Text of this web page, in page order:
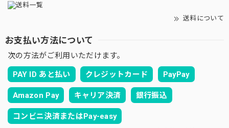
送料について
お支払い方法について
次の方法がご利用いただけます。
PAY ID あと払い クレジットカード PayPay
Amazon Pay キャリア決済 銀行振込
コンビニ決済またはPay-easy